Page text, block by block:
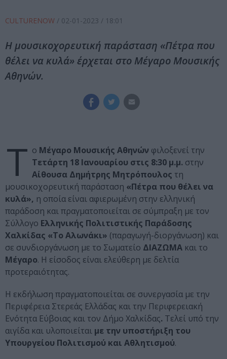
CULTURENOW / 02-01-2023 / 18:01
Η μουσικοχορευτική παράσταση «Πέτρα που
θέλει να κυλά» έρχεται στο Μέγαρο Μουσικής
Αθηνών.
Τ ο Μέγαρο Μουσικής Αθηνών φιλοξενεί την
Τετάρτη 18 Ιανουαρίου στις 8:30 μ.μ. στην
Αίθουσα Δημήτρης Μητρόπουλος τη
μουσικοχορευτική παράσταση «Πέτρα που θέλει να
κυλά», η οποία είναι αφιερωμένη στην ελληνική
παράδοση και πραγματοποιείται σε σύμπραξη με τον
Σύλλογο Ελληνικής Πολιτιστικής Παράδοσης
Χαλκίδας «Το Αλωνάκι» (παραγωγή-διοργάνωση) και
σε συνδιοργάνωση με το Σωματείο ΔΙΑΖΩΜΑ και το
Μέγαρο. Η είσοδος είναι ελεύθερη με δελτία
προτεραιότητας.
Η εκδήλωση πραγματοποιείται σε συνεργασία με την
Περιφέρεια Στερεάς Ελλάδας και την Περιφερειακή
Ενότητα Εύβοιας και τον Δήμο Χαλκίδας. Τελεί υπό την
αιγίδα και υλοποιείται με την υποστήριξη του
Υπουργείου Πολιτισμού και Αθλητισμού.